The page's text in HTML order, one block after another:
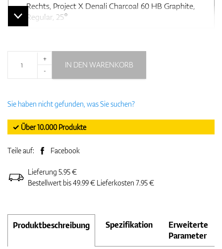
Rechts, Project X Denali Charcoal 60 HB Graphite,
Regular, 25°
+
-
IN DEN WARENKORB
Sie haben nicht gefunden, was Sie suchen?
✓ Über 10.000 Produkte
Teile auf: Facebook
Lieferung 5.95 €
Bestellwert bis 49.99 € Lieferkosten 7.95 €
Produktbeschreibung Spezifikation
Erweiterte
Parameter